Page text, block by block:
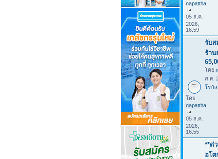
napattha
05 ส.ค.
2026,
16:59
รับส
ร้าน
โดย
ส.ค.
โรบั
โดย
napattha
05 ส.ค.
2026,
16:55
**ด่
อโ